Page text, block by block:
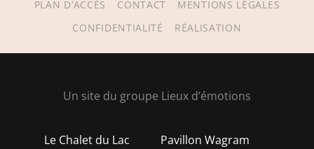
PLAN D’ACCÈS
CONTACT
MENTIONS LÉGALES
CONFIDENTIALITÉ
RÉALISATION
Un site du groupe Lieux d’émotions
Le Chalet du Lac
Pavillon Wagram